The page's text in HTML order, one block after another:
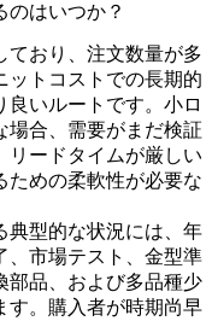
のはいつか？
ており、注文数量が多
ットコストでの長期的
良いルートです。小ロ
場合、需要がまだ検証
リードタイムが厳しい
ための柔軟性が必要な
典型的な状況には、年
、市場テスト、金型準
部品、および多品種少
す。購入者が時期尚早